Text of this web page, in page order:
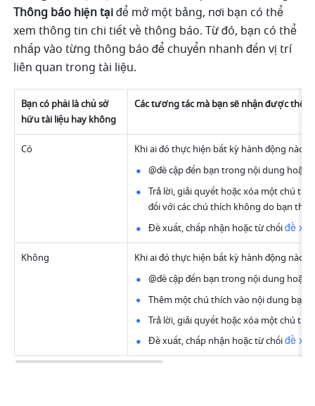
Thông báo hiện tại để mở một bảng, nơi bạn có thể
xem thông tin chi tiết về thông báo. Từ đó, bạn có thể
nhấp vào từng thông báo để chuyển nhanh đến vị trí
liên quan trong tài liệu.
Bạn có phải là chủ sở
hữu tài liệu hay không
Các tương tác mà bạn sẽ nhận được
Có
Khi ai đó thực hiện bất kỳ hành động nào
@đề cập đến bạn trong nội dung hoặc
Trả lời, giải quyết hoặc xóa một chú
đối với các chú thích không do bạn
Đề xuất, chấp nhận hoặc từ chối đề
Không
Khi ai đó thực hiện bất kỳ hành động nào
@đề cập đến bạn trong nội dung hoặc
Thêm một chú thích vào nội dung bạn
Trả lời, giải quyết hoặc xóa một chú
Đề xuất, chấp nhận hoặc từ chối đề